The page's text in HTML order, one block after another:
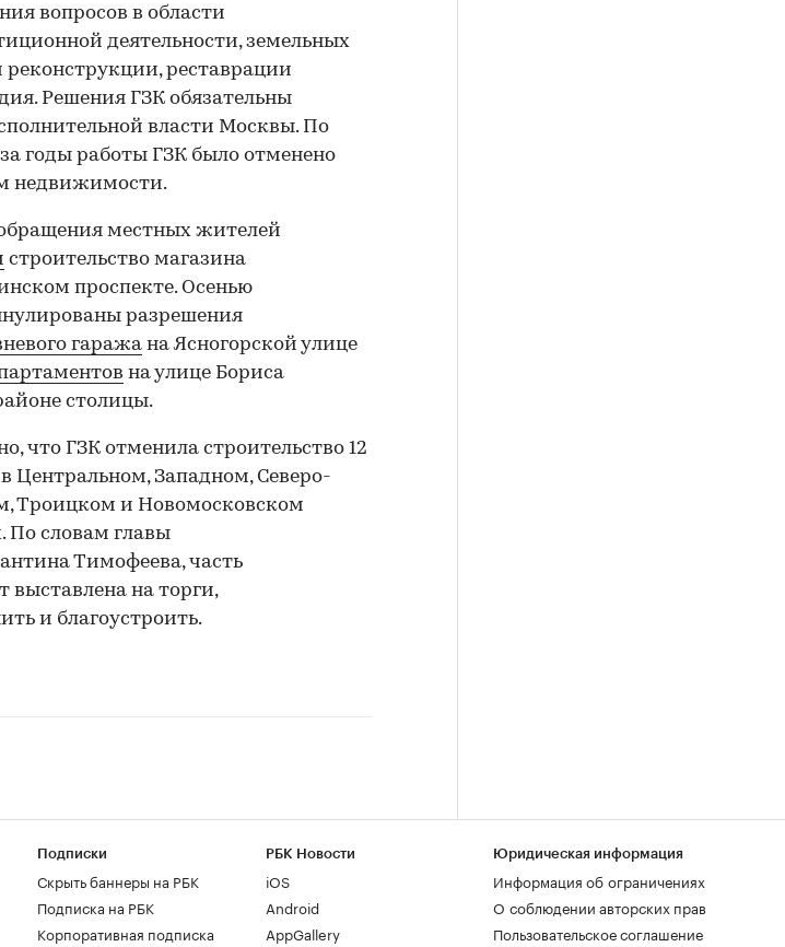
вопросов в области
деятельности, земельных
реставрации
Решения ГЗК обязательны
власти Москвы. По
годы работы ГЗК было отменено
м недвижимости.
местных жителей
строительство магазина
проспекте. Осенью
разрешения
гаража на Ясногорской улице
на улице Бориса
столицы.
что ГЗК отменила строительство 12
Центральном, Западном, Северо-
Троицком и Новомосковском
По словам главы
Тимофеева, часть
выставлена на торги,
и благоустроить.
Подписки
Скрыть баннеры на РБК
Подписка на РБК
Корпоративная подписка
РБК Новости
iOS
Android
AppGallery
Юридическая информация
Информация об ограничениях
О соблюдении авторских прав
Пользовательское соглашение